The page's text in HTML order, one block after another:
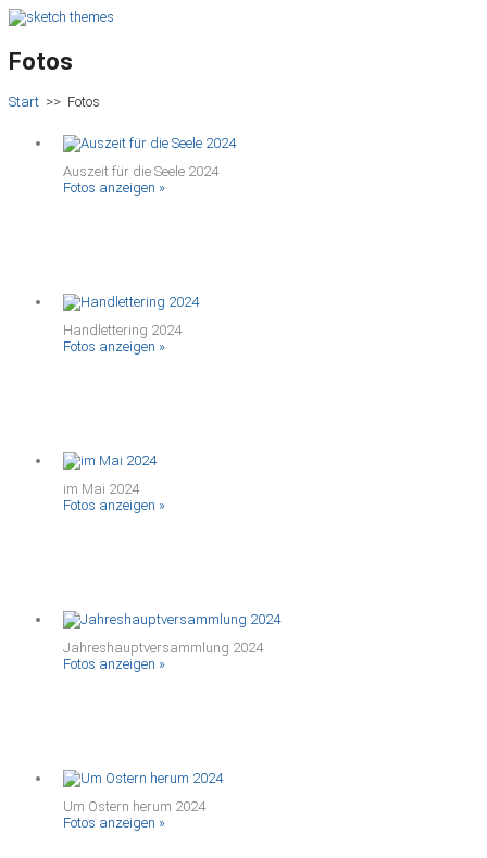
Fotos
Start >> Fotos
Auszeit für die Seele 2024
Fotos anzeigen »
Handlettering 2024
Fotos anzeigen »
im Mai 2024
Fotos anzeigen »
Jahreshauptversammlung 2024
Fotos anzeigen »
Um Ostern herum 2024
Fotos anzeigen »